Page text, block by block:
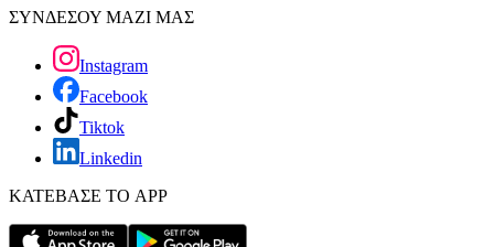
ΣΥΝΔΕΣΟΥ ΜΑΖΙ ΜΑΣ
Instagram
Facebook
Tiktok
Linkedin
ΚΑΤΕΒΑΣΕ ΤΟ APP